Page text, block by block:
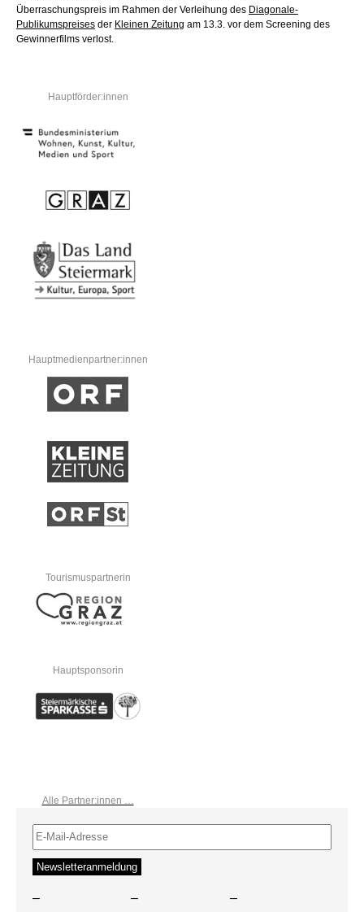
Überraschungspreis im Rahmen der Verleihung des Diagonale-
Publikumspreises der Kleinen Zeitung am 13.3. vor dem Screening des
Gewinnerfilms verlost.
Hauptförder:innen
Hauptmedienpartner:innen
Tourismuspartnerin
Hauptsponsorin
Alle Partner:innen …
– – –